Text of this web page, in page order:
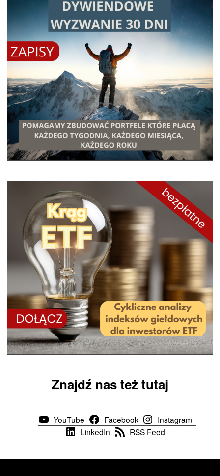
Znajdź nas też tutaj
YouTube Facebook
Instagram
LinkedIn
RSS Feed